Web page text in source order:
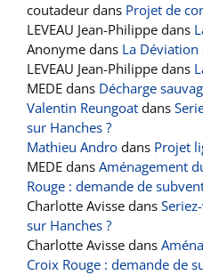
coutadeur dans Projet de
LEVEAU Jean-Philippe dans
Anonyme dans La Déviation
LEVEAU Jean-Philippe dans
MEDE dans Décharge
Valentin Reungoat dans
sur Hanches ?
Mathieu Andro dans Projet
MEDE dans Aménagement
Rouge : demande de
Charlotte Avisse dans
sur Hanches ?
Charlotte Avisse dans
Croix Rouge : demande de